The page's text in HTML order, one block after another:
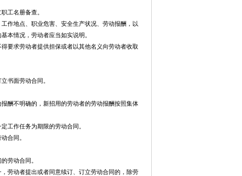
工名册备查。
作地点、职业危害、安全生产状况、劳动报酬，以
本情况，劳动者应当如实说明。
要求劳动者提供担保或者以其他名义向劳动者收取
书面劳动合同。
酬不明确的，新招用的劳动者的劳动报酬按照集体
工作任务为期限的劳动合同。
合同。
劳动合同。
劳动者提出或者同意续订、订立劳动合同的，除劳